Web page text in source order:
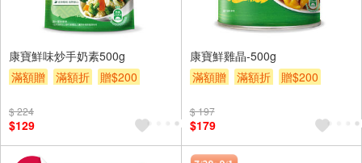
康寶鮮味炒手奶素500g
滿額贈
滿額折 贈$200
$ 224
$129
康寶鮮雞晶-500g
滿額贈
滿額折 贈$200
$ 197
$179